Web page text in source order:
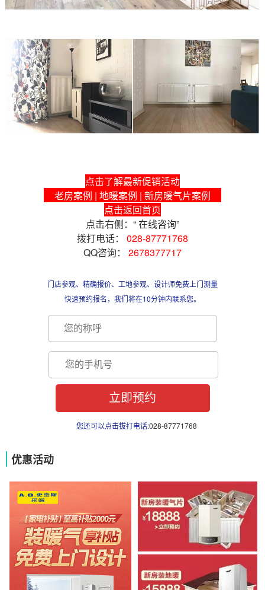
点击了解最新促销活动
老房案例 | 地暖案例 | 新房暖气片案例
点击返回首页
点击右侧：“在线咨询”
拨打电话： 028-87771768
QQ咨询： 2678377717
门店参观、精确报价、工地参观、设计师免费上门测量
快速预约报名，我们将在10分钟内联系您。
您还可以点击拔打电话:028-87771768
优惠活动